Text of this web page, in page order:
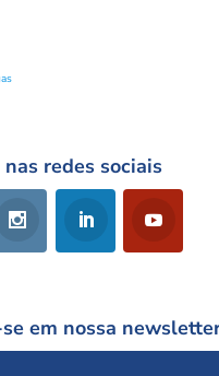
redes sociais
em nossa